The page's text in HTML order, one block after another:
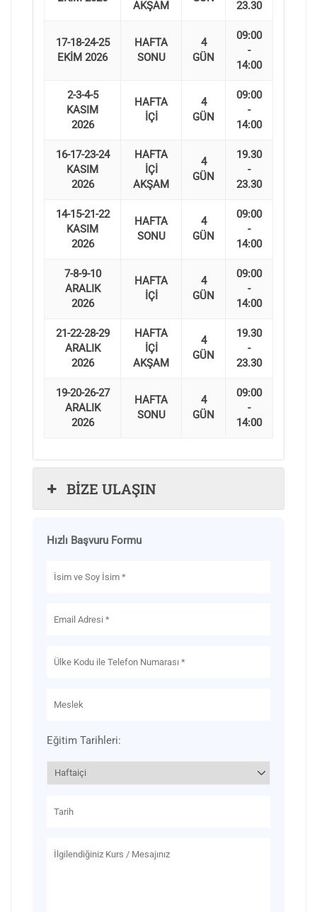
AKŞAM 23.30
17-18-24-25
EKİM 2026
HAFTA
SONU
4
GÜN
09:00
-
14:00
2-3-4-5
KASIM
2026
HAFTA
İÇİ
4
GÜN
09:00
-
14:00
16-17-23-24
KASIM
2026
HAFTA
İÇİ
AKŞAM
4
GÜN
19.30
-
23.30
14-15-21-22
KASIM
2026
HAFTA
SONU
4
GÜN
09:00
-
14:00
7-8-9-10
ARALIK
2026
HAFTA
İÇİ
4
GÜN
09:00
-
14:00
21-22-28-29
ARALIK
2026
HAFTA
İÇİ
AKŞAM
4
GÜN
19.30
-
23.30
19-20-26-27
ARALIK
2026
HAFTA
SONU
4
GÜN
09:00
-
14:00
BİZE ULAŞIN
Hızlı Başvuru Formu
Eğitim Tarihleri: